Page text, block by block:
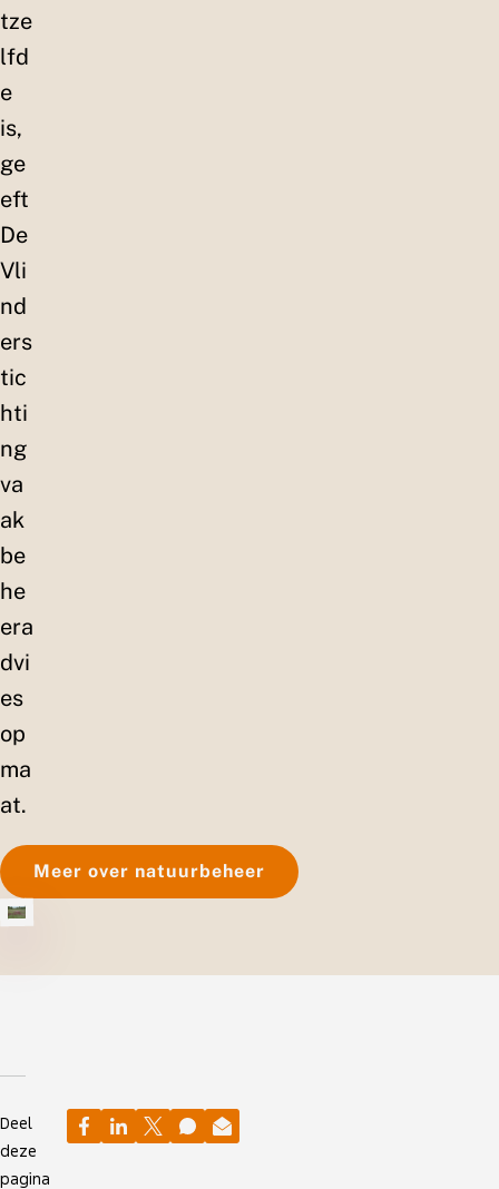
tze
lfd
e
is,
ge
eft
De
Vli
nd
ers
tic
hti
ng
va
ak
be
he
era
dvi
es
op
ma
at.
Meer over natuurbeheer
Deel
deze
pagina